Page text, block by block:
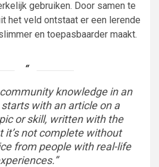
gebruiken. Door samen te
het veld ontstaat er een lerende
en toepasbaarder maakt.
community knowledge in an
with an article on a
or skill, written with the
it’s not complete without
from people with real-life